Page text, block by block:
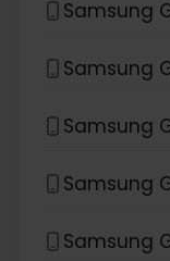
Samsung
Samsung
Samsung
Samsung
Samsung